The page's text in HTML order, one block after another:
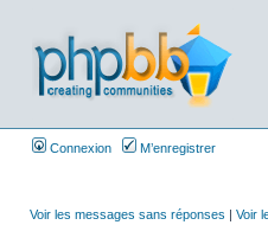
Connexion M’enregistrer
Voir les messages sans réponses | Voir